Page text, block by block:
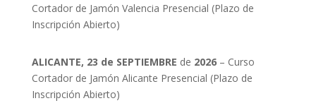
Cortador de Jamón Valencia Presencial (Plazo de
Inscripción Abierto)
ALICANTE, 23 de SEPTIEMBRE de 2026– Curso
Cortador de Jamón Alicante Presencial (Plazo de
Inscripción Abierto)